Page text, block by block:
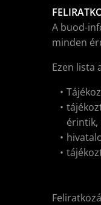
A buod-
minden
Ezen lista
érintik,